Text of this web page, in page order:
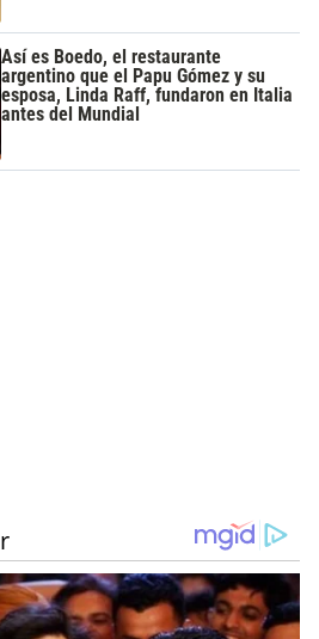
Así es Boedo, el restaurante
argentino que el Papu Gómez y su
esposa, Linda Raff, fundaron en Italia
antes del Mundial